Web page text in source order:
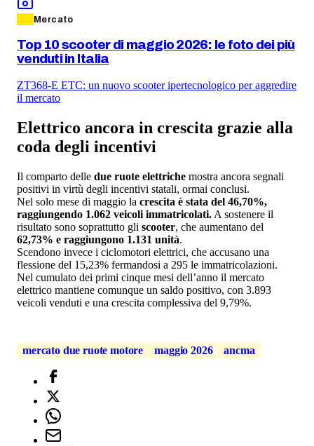
Mercato
Top 10 scooter di maggio 2026: le foto dei più
venduti in Italia
ZT368-E ETC: un nuovo scooter ipertecnologico per aggredire
il mercato
Elettrico ancora in crescita grazie alla
coda degli incentivi
Il comparto delle due ruote elettriche mostra ancora segnali
positivi in virtù degli incentivi statali, ormai conclusi.
Nel solo mese di maggio la crescita è stata del 46,70%,
raggiungendo 1.062 veicoli immatricolati. A sostenere il
risultato sono soprattutto gli scooter, che aumentano del
62,73% e raggiungono 1.131 unità.
Scendono invece i ciclomotori elettrici, che accusano una
flessione del 15,23% fermandosi a 295 le immatricolazioni.
Nel cumulato dei primi cinque mesi dell’anno il mercato
elettrico mantiene comunque un saldo positivo, con 3.893
veicoli venduti e una crescita complessiva del 9,79%.
mercato due ruote motore maggio 2026 ancma